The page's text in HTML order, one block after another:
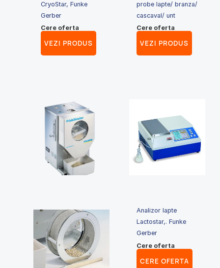
CryoStar, Funke
Gerber
Cere oferta
VEZI PRODUS
probe lapte/ branza/
cascaval/ unt
Cere oferta
VEZI PRODUS
Analizor lapte
Lactostar,. Funke
Gerber
Cere oferta
CERE OFERTA